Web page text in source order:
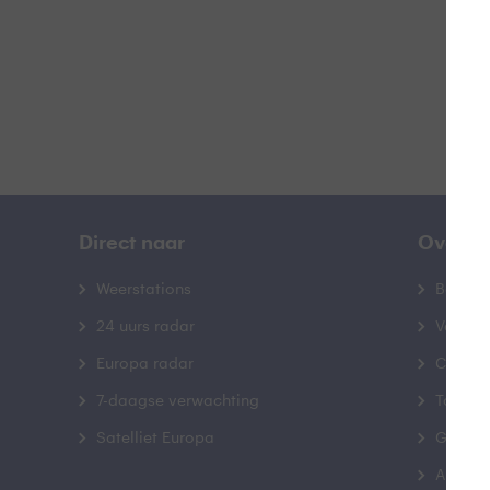
Direct naar
Weerstations
24 uurs radar
Europa radar
7-daagse verwachting
Satelliet Europa
Over
Contact